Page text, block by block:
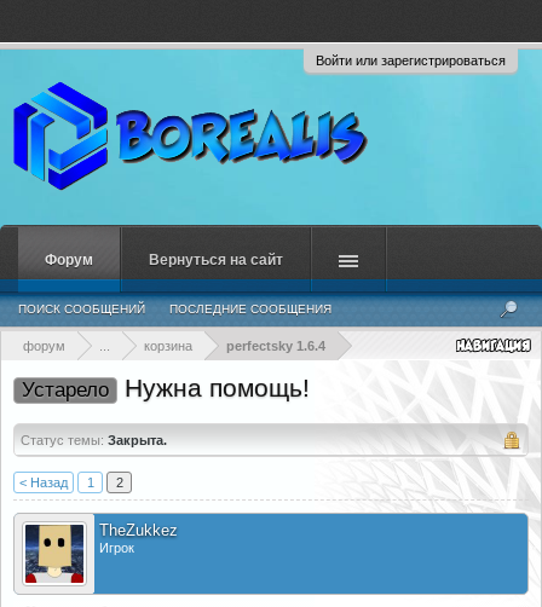
Войти или зарегистрироваться
форум корзина perfectsky 1.6.4
Устарело Нужна помощь!
Статус темы: Закрыта.
< Назад 1 2
TheZukkez
Игрок
Форум
ПОИСК СООБЩЕНИЙ ПОСЛЕДНИЕ СООБЩЕНИЯ
Вернуться на сайт